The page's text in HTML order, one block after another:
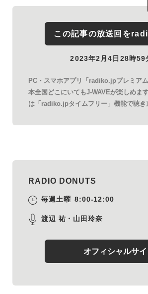
この記事の放送回を
2023年2月4日28時59
PC・スマホアプリ「radiko.jpプレミア
本全国どこにいてもJ-WAVEが楽しめま
は「radiko.jpタイムフリー」機能で聴き
RADIO DONUTS
毎週土曜 8:00-12:00
渡辺 祐・山田玲奈
オフィシャルサイ